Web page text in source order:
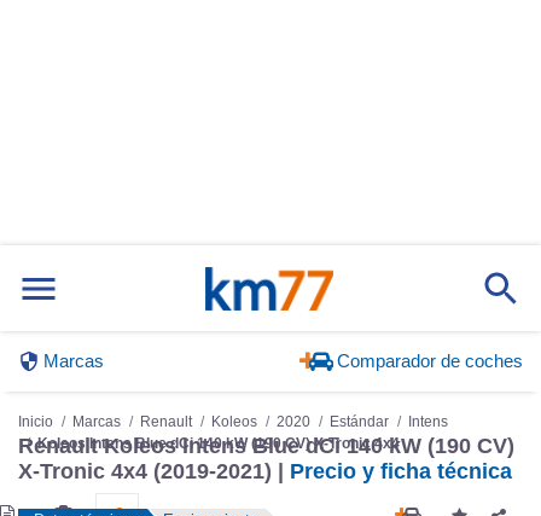
Marcas Comparador de coches
Inicio Marcas Renault Koleos 2020 Estándar
Intens
Koleos Intens Blue dCi 140 kW (190 CV) X-Tronic 4x4
Renault Koleos Intens Blue dCi 140 kW (190 CV)
X-Tronic 4x4 (2019-2021) | Precio y ficha técnica